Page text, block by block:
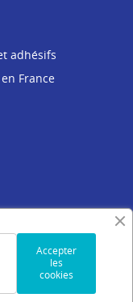
adhésifs
France
Accepter
les
cookies